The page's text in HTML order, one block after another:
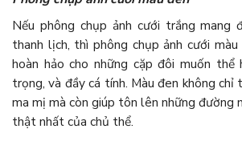
Nếu phông chụp ảnh cưới trắng mang
thanh lịch, thì phông chụp ảnh cưới
hoàn hảo cho những cặp đôi muốn thể
trọng, và đầy cá tính. Màu đen không
ma mị mà còn giúp tôn lên những đường
thật nhất của chủ thể.